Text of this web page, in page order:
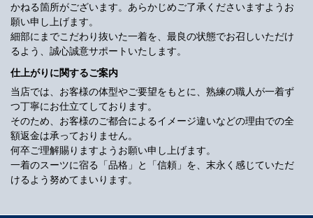
かねる箇所がございます。あらかじめご了承くださいますようお
願い申し上げます。
細部にまでこだわり抜いた一着を、最良の状態でお召しいただけ
るよう、誠心誠意サポートいたします。
仕上がりに関するご案内
当店では、お客様の体型やご要望をもとに、熟練の職人が一着ず
つ丁寧にお仕立てしております。
そのため、お客様のご都合によるイメージ違いなどの理由での全
額返金は承っておりません。
何卒ご理解賜りますようお願い申し上げます。
一着のスーツに宿る「品格」と「信頼」を、末永く感じていただ
けるよう努めてまいります。